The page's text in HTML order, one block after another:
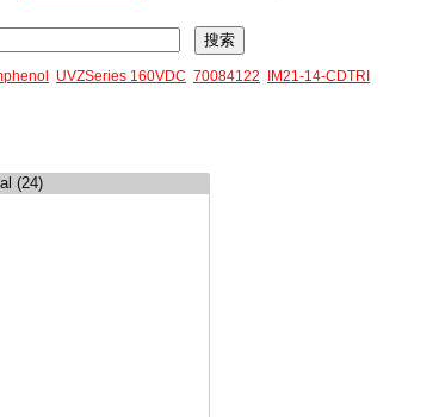
UVZSeries 160VDC 70084122 IM21-14-CDTRI